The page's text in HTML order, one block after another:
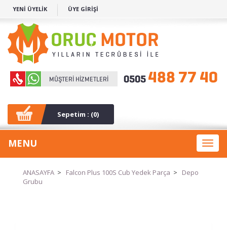
YENİ ÜYELİK ÜYE GİRİŞİ
Sepetim : (0)
Toggle
MENU
ANASAYFA > Falcon Plus 100S Cub Yedek Parça >
Depo
Grubu